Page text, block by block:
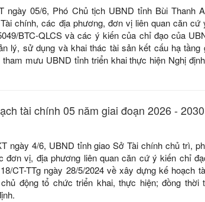
ngày 05/6, Phó Chủ tịch UBND tỉnh Bùi Thanh
chính, các địa phương, đơn vị liên quan căn cứ
BTC-QLCS và các ý kiến của chỉ đạo của
lý, sử dụng và khai thác tài sản kết cấu hạ tầng
mưu UBND tỉnh triển khai thực hiện Nghị
tài chính 05 năm giai đoạn 2026 - 2030
ngày 4/6, UBND tỉnh giao Sở Tài chính chủ trì,
vị, địa phương liên quan căn cứ ý kiến chỉ
CT-TTg ngày 28/5/2024 về xây dựng kế hoạch
động tổ chức triển khai, thực hiện; đồng thời